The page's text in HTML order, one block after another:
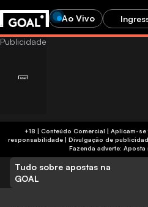
Ao Vivo
+18 | Conteúdo Comercial | Aplicam-se termos e condições | Jogue com
responsabilidade| Divulgação de
Fazenda adverte: Aposta
Tudo sobre apostas na
GOAL